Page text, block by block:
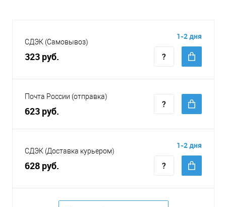
СДЭК (Самовывоз)
323 руб.
1-2 дня
Почта России (отправка)
623 руб.
СДЭК (Доставка курьером)
628 руб.
1-2 дня